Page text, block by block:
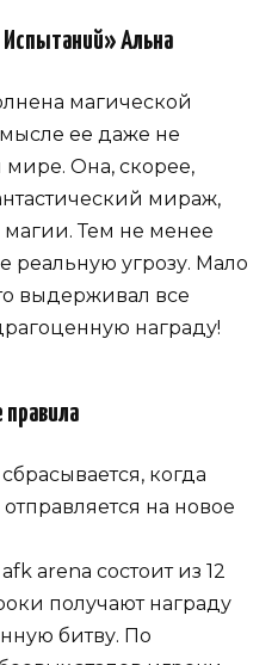
Альна
магической
ее даже не
мире. Она, скорее,
мираж,
Тем не менее
реальную угрозу. Мало
выдерживал все
награду!
когда
на новое
arena состоит из 12
получают награду
битву. По